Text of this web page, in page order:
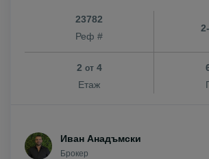
23782
Реф #
2 от4
Етаж
Иван Анадъмски
Брокер